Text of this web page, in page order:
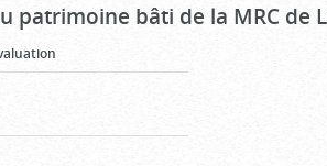
patrimoine bâti de la MRC de